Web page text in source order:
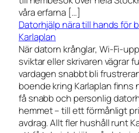
våra erfarna […]
Datorhjälp nära till hands för
Karlaplan
När datorn krånglar, Wi-Fi-
sviktar eller skrivaren vägrar
vardagen snabbt bli
boende kring Karlaplan finns
få snabb och personlig
hemmet – till ett förmånligt
avdrag. Allt fler hushåll runt